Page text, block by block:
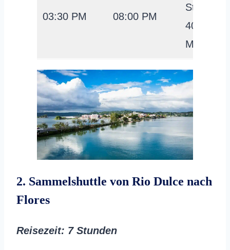
03:30 PM 08:00 PM
Stunden
40
Minuten
2. Sammelshuttle von Rio Dulce nach
Flores
Reisezeit: 7 Stunden